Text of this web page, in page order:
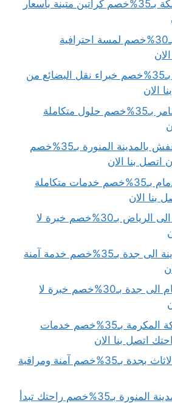
كراتين نقل عفش مكة بـ35%خصم كراتين متينة بأسعار
توصيل عفش جدة بـ30%خصم لمسة احترافية
نقل بضائع من جدة بـ35%خصم خبراء نقل البضائع من
الان
نقل عفش جدة السامر بـ35%خصم حلول متكاملة
ارخص شركة نقل عفش بالمدينة المنورة بـ35%خصم
اتصل بنا الان
شركة نقل اثاث بالدمام بـ35%خصم خدمات متكاملة
بنا الان
نقل عفش من مكة الى الرياض بـ30%خصم خبرة لا
نقل عفش من المدينة الى جدة بـ35%خصم خدمة آمنة
نقل عفش من الدمام الى جدة بـ30%خصم خبرة لا
دينات نقل عفش مكة المكرمة بـ35%خصم خدمات
اتصل بنا الان
مستودعات تخزين الاثاث بجدة بـ35%خصم آمنة ومراقبة
شركة نقل اثاث بالمدينة المنورة بـ35%خصم راحتك تبدأ